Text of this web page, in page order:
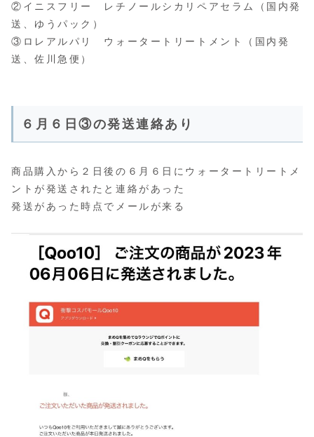
②イニスフリー レチノールシカリペアセラム（国内発
送、ゆうパック）
③ロレアルパリ ウォータートリートメント（国内発
送、佐川急便）
６月６日③の発送連絡あり
商品購入から２日後の６月６日にウォータートリートメ
ントが発送されたと連絡があった
発送があった時点でメールが来る